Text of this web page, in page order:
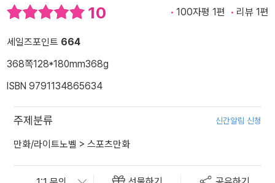
10 100자평 1편 리뷰 1편
세일즈포인트 664
368쪽128*180mm368g
ISBN 9791134865634
주제분류 신간알림 신청
만화/라이트노벨 > 스포츠만화